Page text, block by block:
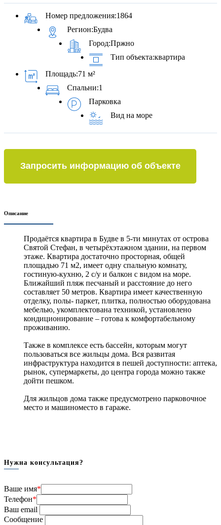
Номер предложения:1864
Регион:Будва
Город:Пржно
Тип объекта:квартира
Площадь:71 м²
Спальни:1
Парковка
Вид на море
Запросить информацию об объекте
Описание
Продаётся квартира в Будве в 5-ти минутах от острова
Святой Стефан, в четырёхэтажном здании, на первом
этаже. Квартира достаточно просторная, общей
площадью 71 м2, имеет одну спальную комнату,
гостиную-кухню, 2 с/у и балкон с видом на море.
Ближайший пляж песчаный и расстояние до него
составляет 50 метров. Квартира имеет качественную
отделку, полы- паркет, плитка, полностью оборудована
мебелью, укомплектована техникой, установлено
кондиционирование – готова к комфортабельному
проживанию.
Также в комплексе есть бассейн, которым могут
пользоваться все жильцы дома. Вся развитая
инфраструктура находится в пешей доступности: аптека,
рынок, супермаркеты, до центра города можно также
дойти пешком.
Для жильцов дома также предусмотрено парковочное
место и машиноместо в гараже.
Нужна консультация?
Ваше имя*
Телефон*
Ваш email
Сообщение